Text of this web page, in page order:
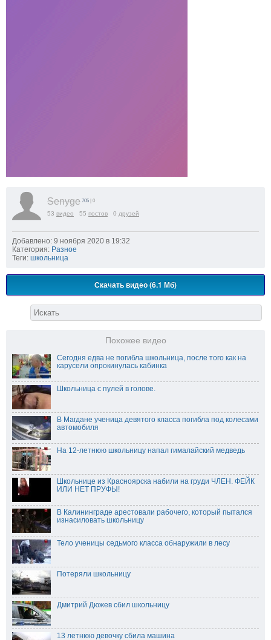
Senyge 705 | 0
53 видео 55 постов 0 друзей
Добавлено: 9 ноября 2020 в 19:32
Категория: Разное
Теги: школьница
Скачать видео (6.1 Мб)
Похожее видео
Cегодня едва не погибла школьница, после того как на
карусели опрокинулась кабинка
Школьница с пулей в голове.
В Магдане ученица девятого класса погибла под колесами
автомобиля
На 12-летнюю школьницу напал гималайский медведь
Школьнице из Красноярска набили на груди ЧЛЕН. ФЕЙК
ИЛИ НЕТ ПРУФЫ!
В Калининграде арестовали рабочего, который пытался
изнасиловать школьницу
Тело ученицы седьмого класса обнаружили в лесу
Потеряли школьницу
Дмитрий Дюжев сбил школьницу
13 летнюю девочку сбила машина